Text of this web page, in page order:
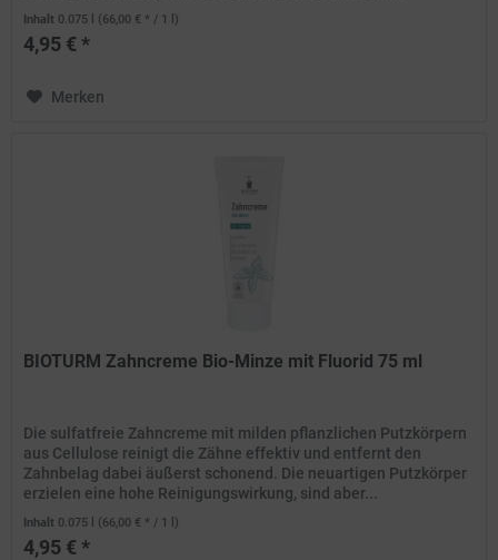
Inhalt 0.075 l (66,00 € * / 1 l)
4,95 € *
Merken
BIOTURM Zahncreme Bio-Minze mit Fluorid 75 ml
Die sulfatfreie Zahncreme mit milden pflanzlichen Putzkörpern
aus Cellulose reinigt die Zähne effektiv und entfernt den
Zahnbelag dabei äußerst schonend. Die neuartigen Putzkörper
erzielen eine hohe Reinigungswirkung, sind aber...
Inhalt 0.075 l (66,00 € * / 1 l)
4,95 € *